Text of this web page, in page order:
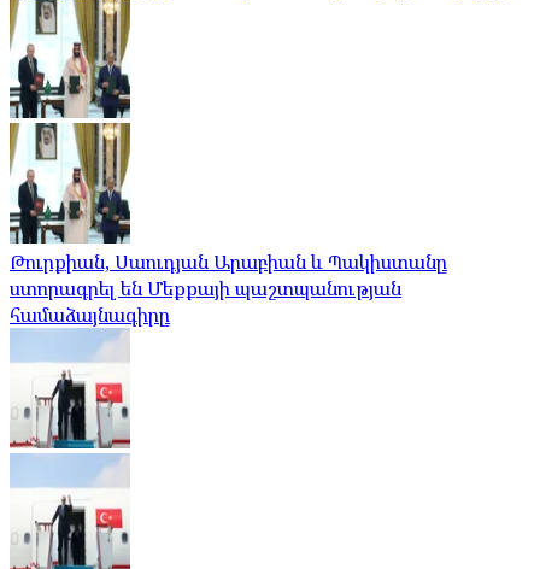
Թուրքիան, Սաուդյան Արաբիան և Պակիստանը
ստորագրել են Մեքքայի պաշտպանության
համաձայնագիրը